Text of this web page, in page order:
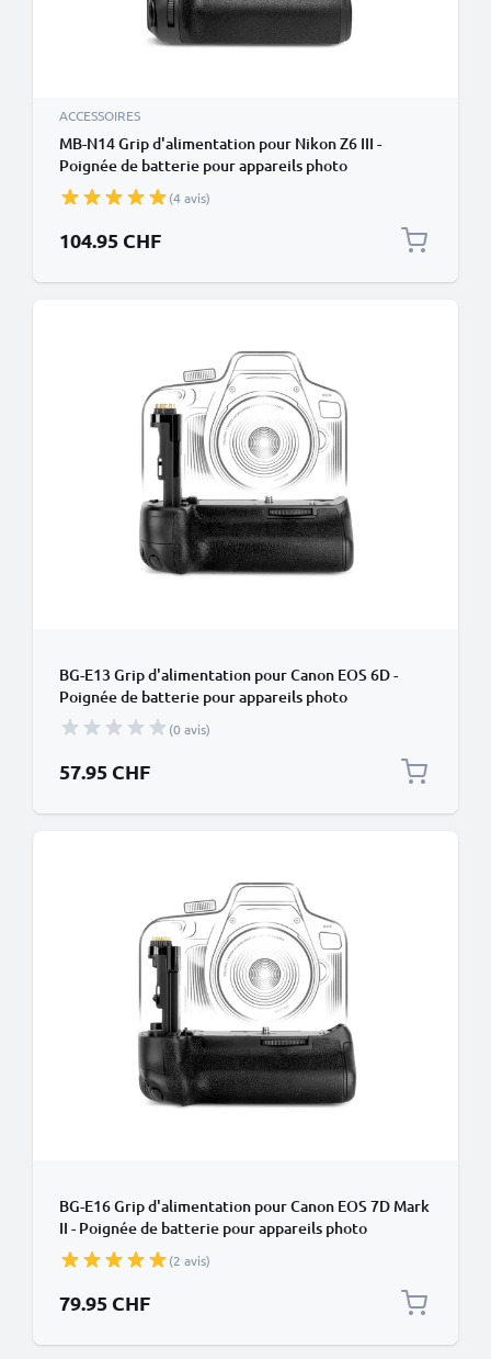
ACCESSOIRES
MB-N14 Grip d'alimentation pour Nikon Z6 III -
Poignée de batterie pour appareils photo
de CELLONIC
(4 avis)
104.95 CHF
BG-E13 Grip d'alimentation pour Canon EOS 6D -
Poignée de batterie pour appareils photo
de CELLONIC
(0 avis)
57.95 CHF
BG-E16 Grip d'alimentation pour Canon EOS 7D Mark
II - Poignée de batterie pour appareils photo
de CELLONIC
(2 avis)
79.95 CHF